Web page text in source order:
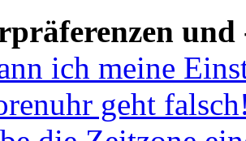
und
ich meine
geht